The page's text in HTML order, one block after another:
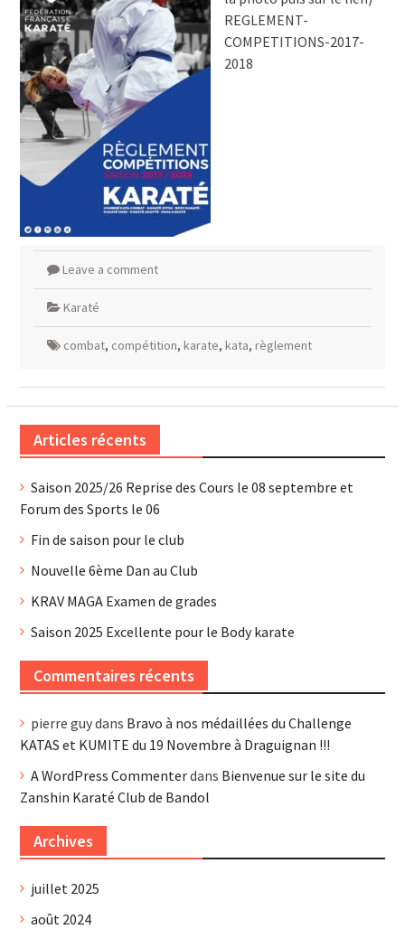
REGLEMENT-
COMPETITIONS-2017-
2018
Leave a comment
Karaté
combat, compétition, karate, kata, règlement
Articles récents
Saison 2025/26 Reprise des Cours le 08 septembre et
Forum des Sports le 06
Fin de saison pour le club
Nouvelle 6ème Dan au Club
KRAV MAGA Examen de grades
Saison 2025 Excellente pour le Body karate
Commentaires récents
pierre guydans Bravo à nos médaillées du Challenge
KATAS et KUMITE du 19 Novembre à Draguignan !!!
A WordPress Commenterdans Bienvenue sur le site du
Zanshin Karaté Club de Bandol
Archives
juillet 2025
août 2024